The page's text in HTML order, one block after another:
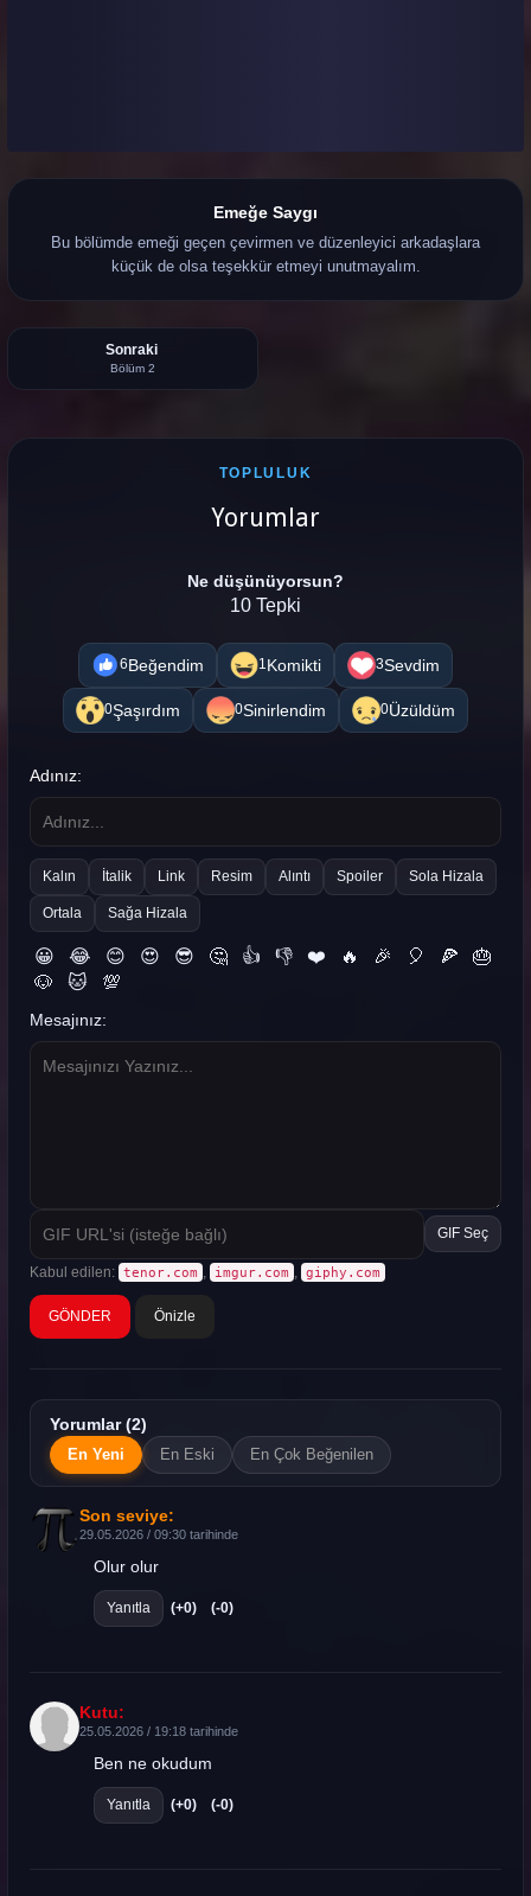
Emeğe Saygı
Bu bölümde emeği geçen çevirmen ve düzenleyici arkadaşlara
küçük de olsa teşekkür etmeyi unutmayalım.
Sonraki
Bölüm 2
TOPLULUK
Yorumlar
Ne düşünüyorsun?
10 Tepki
6Beğendim 1Komikti 3Sevdim
0Şaşırdım 0Sinirlendim 0Üzüldüm
Adınız:
Kalın İtalik Link Resim Alıntı Spoiler Sola Hizala
Ortala Sağa Hizala
😀 😂 😊 😍 😎 🤔 👍 👎 ❤️ 🔥 🎉 🎈 🍕
🎂
🐶
🐱 💯
Mesajınız:
GIF Seç
Kabul edilen: tenor.com imgur.com giphy.com
Önizle
Yorumlar (2)
En Yeni En Eski En Çok Beğenilen
Son seviye:
29.05.2026 / 09:30 tarihinde
Olur olur
Yanıtla (+0) (-0)
Kutu:
25.05.2026 / 19:18 tarihinde
Ben ne okudum
Yanıtla (+0) (-0)